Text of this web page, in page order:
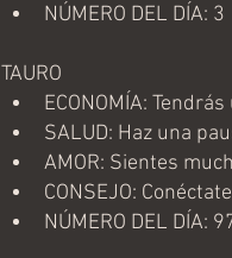
NÚMERO DEL DÍA: 3
TAURO
ECONOMÍA:
SALUD: Haz una
AMOR: Sientes
CONSEJO:
NÚMERO DEL DÍA: